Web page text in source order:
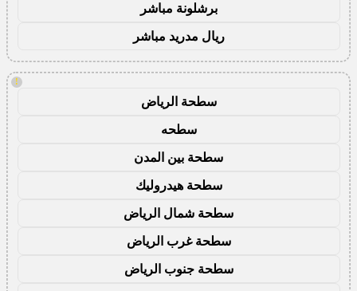
برشلونة مباشر
ريال مدريد مباشر
!
سطحة الرياض
سطحه
سطحة بين المدن
سطحة هيدروليك
سطحة شمال الرياض
سطحة غرب الرياض
سطحة جنوب الرياض